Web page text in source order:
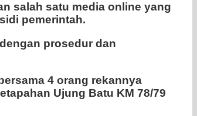
salah satu media online yang
pemerintah.
prosedur dan
4 orang rekannya
Ujung Batu KM 78/79